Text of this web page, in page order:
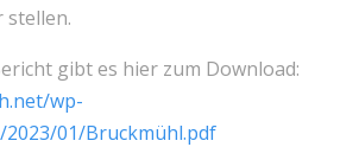
stellen.
gibt es hier zum Download:
wp-
01/Bruckmühl.pdf